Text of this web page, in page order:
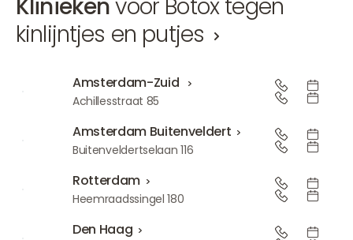
Kliniekenvoor Botox tegen
kinlijntjes en putjes
Amsterdam-Zuid
Amsterdam-Zuid
Achillesstraat 85
Amsterdam Buitenveldert
Amsterdam Buitenveldert
Buitenveldertselaan 116
Rotterdam
Rotterdam
Heemraadssingel 180
Den Haag